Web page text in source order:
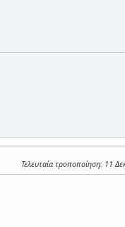
Τελευταία τροποποίηση: 11